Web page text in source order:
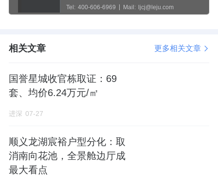
Tel: 400-606-6969 Mail: ljcj@leju.com
相关文章 更多相关文章
国誉星城收官栋取证：69
套、均价6.24万元/㎡
进深 07-27
顺义龙湖宸裕户型分化：取
消南向花池，全景舱边厅成
最大看点